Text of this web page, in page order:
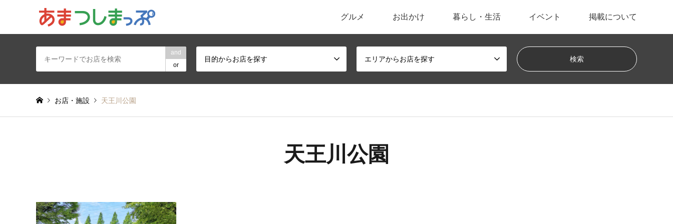
グルメ お出かけ 暮らし・生活 イベント 掲載について
and
or
目的からお店を探す エリアからお店を探す
お店・施設 天王川公園
天王川公園